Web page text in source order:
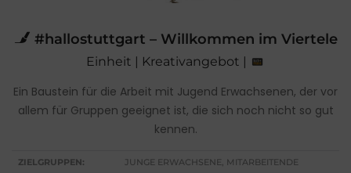
#hallostuttgart – Willkommen im Viertele
Einheit | Kreativangebot |
Ein Baustein für die Arbeit mit Jugend Erwachsenen, der vor
allem für Gruppen geeignet ist, die sich noch nicht so gut
kennen.
ZIELGRUPPEN: JUNGE ERWACHSENE, MITARBEITENDE